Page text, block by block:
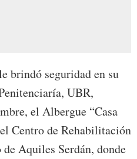
brindó seguridad en su
UBR,
el Albergue “Casa
Centro de Rehabilitación
Aquiles Serdán, donde